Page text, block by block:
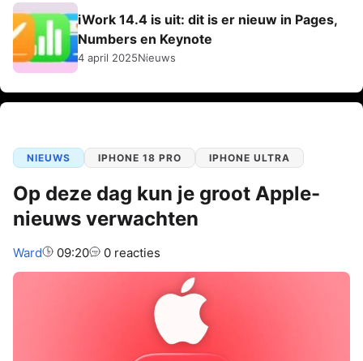
iWork 14.4 is uit: dit is er nieuw in Pages,
Numbers en Keynote
4 april 2025Nieuws
NIEUWS IPHONE 18 PRO IPHONE ULTRA
Op deze dag kun je groot Apple-
nieuws verwachten
Auteur:
Ward 09:20 0 reacties